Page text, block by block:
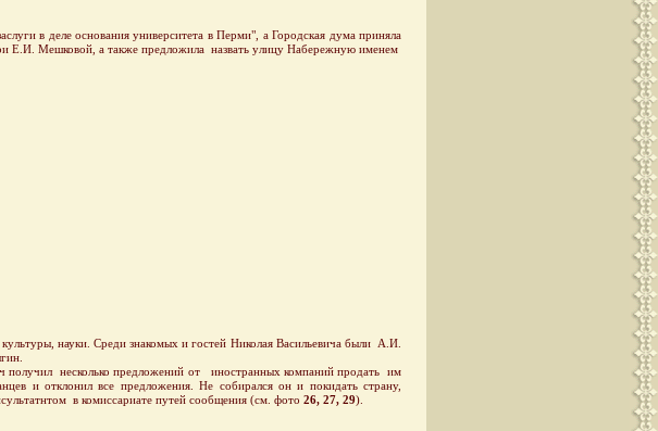
в деле основания университета в Перми", а Городская дума приняла
Е.И. Мешковой, а также предложила назвать улицу Набережную именем
науки. Среди знакомых и гостей Николая Васильевича были А.И.
получил несколько предложений от иностранных компаний продать им
и отклонил все предложения. Не собирался он и покидать страну,
в комиссариате путей сообщения (см. фото 26, 27, 29).